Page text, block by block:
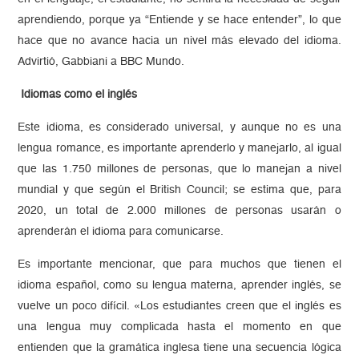
aprendiendo, porque ya “Entiende y se hace entender”, lo que
hace que no avance hacia un nivel más elevado del idioma.
Advirtió, Gabbiani a BBC Mundo.
Idiomas como el inglés
Este idioma, es considerado universal, y aunque no es una
lengua romance, es importante aprenderlo y manejarlo, al igual
que las 1.750 millones de personas, que lo manejan a nivel
mundial y que según el British Council; se estima que, para
2020, un total de 2.000 millones de personas usarán o
aprenderán el idioma para comunicarse.
Es importante mencionar, que para muchos que tienen el
idioma español, como su lengua materna, aprender inglés, se
vuelve un poco difícil. «Los estudiantes creen que el inglés es
una lengua muy complicada hasta el momento en que
entienden que la gramática inglesa tiene una secuencia lógica